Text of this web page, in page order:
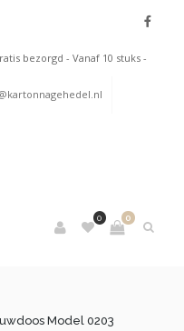
bezorgd - Vanaf 10 stuks -
0
0
Model 0203